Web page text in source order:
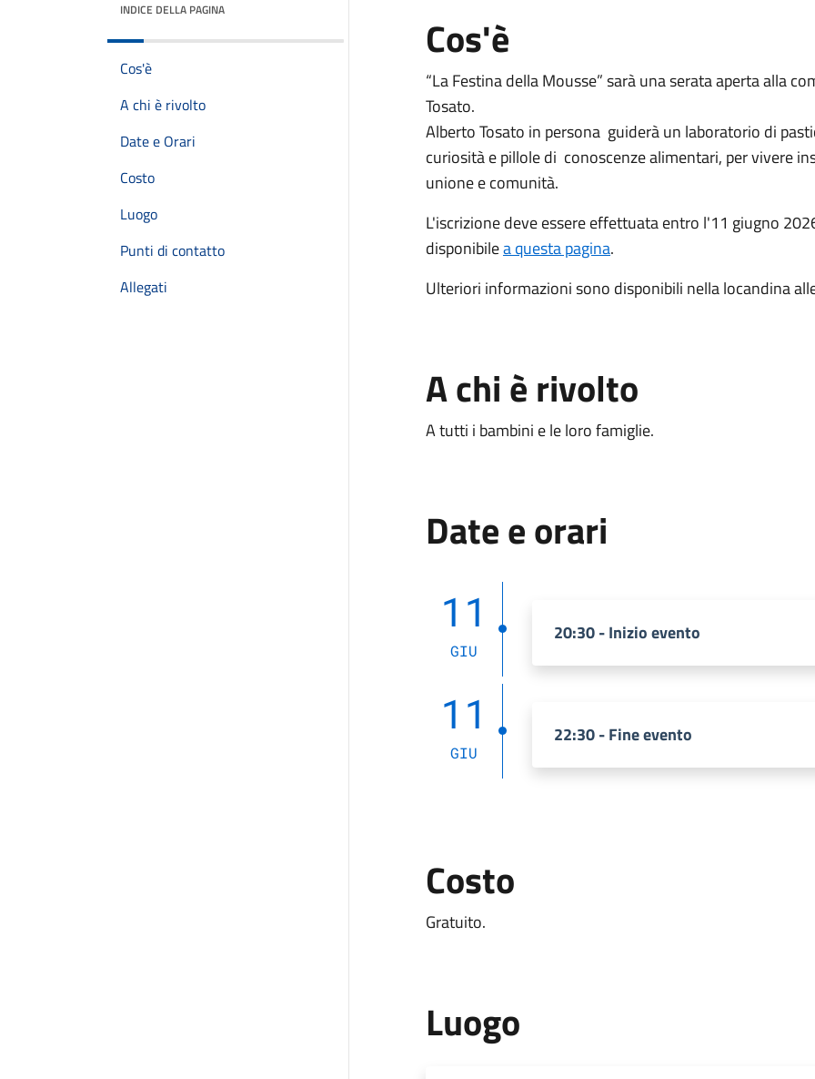
INDICE DELLA PAGINA
Cos'è
A chi è rivolto
Date e Orari
Costo
Luogo
Punti di contatto
Allegati
Cos'è
“La Festina della Mousse” sarà una serata aperta alla
Tosato.
Alberto Tosato in persona guiderà un laboratorio di
curiosità e pillole di conoscenze alimentari, per vivere
unione e comunità.
L'iscrizione deve essere effettuata entro l'11 giugno
disponibilea questa pagina.
Ulteriori informazioni sono disponibili nella locandina
A chi è rivolto
A tutti i bambini e le loro famiglie.
Date e orari
11
GIU
20:30 - Inizio evento
11
GIU
22:30 - Fine evento
Costo
Gratuito.
Luogo